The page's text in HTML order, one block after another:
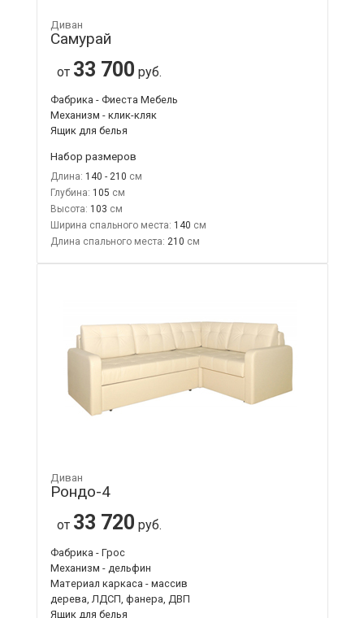
Диван
Самурай
от 33 700 руб.
Фабрика - Фиеста Мебель
Механизм - клик-кляк
Ящик для белья
Набор размеров
Длина: 140 - 210
Глубина: 105
Высота: 103
Ширина спального места: 140
Длина спального места: 210
Диван
Рондо-4
от 33 720 руб.
Фабрика - Грос
Механизм - дельфин
Материал каркаса - массив
дерева, ЛДСП, фанера, ДВП
Ящик для белья